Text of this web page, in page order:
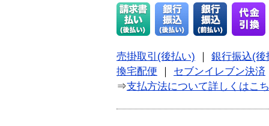
売掛取引(後払い)
銀行振込(後
換宅配便
セブンイレブン決済
⇒支払方法について詳しくはこ